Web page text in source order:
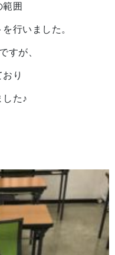
囲
行いました。
すが、
り
た♪